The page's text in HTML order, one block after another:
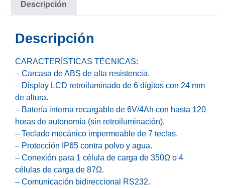
Descripción
Descripción
CARACTERÍSTICAS TÉCNICAS:
– Carcasa de ABS de alta resistencia.
– Display LCD retroiluminado de 6 dígitos con 24 mm
de altura.
– Batería interna recargable de 6V/4Ah con hasta 120
horas de autonomía (sin retroiluminación).
– Teclado mecánico impermeable de 7 teclas.
– Protección IP65 contra polvo y agua.
– Conexión para 1 célula de carga de 350Ω o 4
células de carga de 87Ω.
– Comunicación bidireccional RS232.